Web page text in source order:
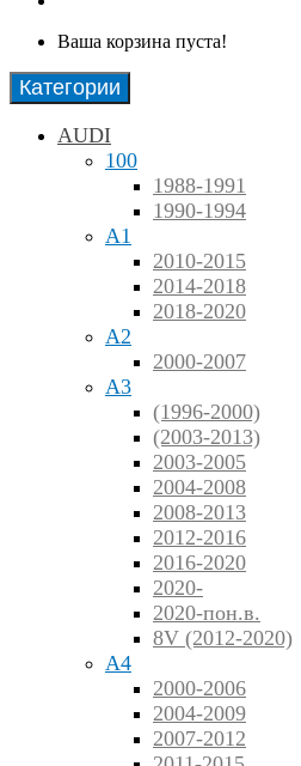
Ваша корзина пуста!
Категории
AUDI
100
1988-1991
1990-1994
A1
2010-2015
2014-2018
2018-2020
A2
2000-2007
A3
(1996-2000)
(2003-2013)
2003-2005
2004-2008
2008-2013
2012-2016
2016-2020
2020-
2020-пон.в.
8V (2012-2020)
A4
2000-2006
2004-2009
2007-2012